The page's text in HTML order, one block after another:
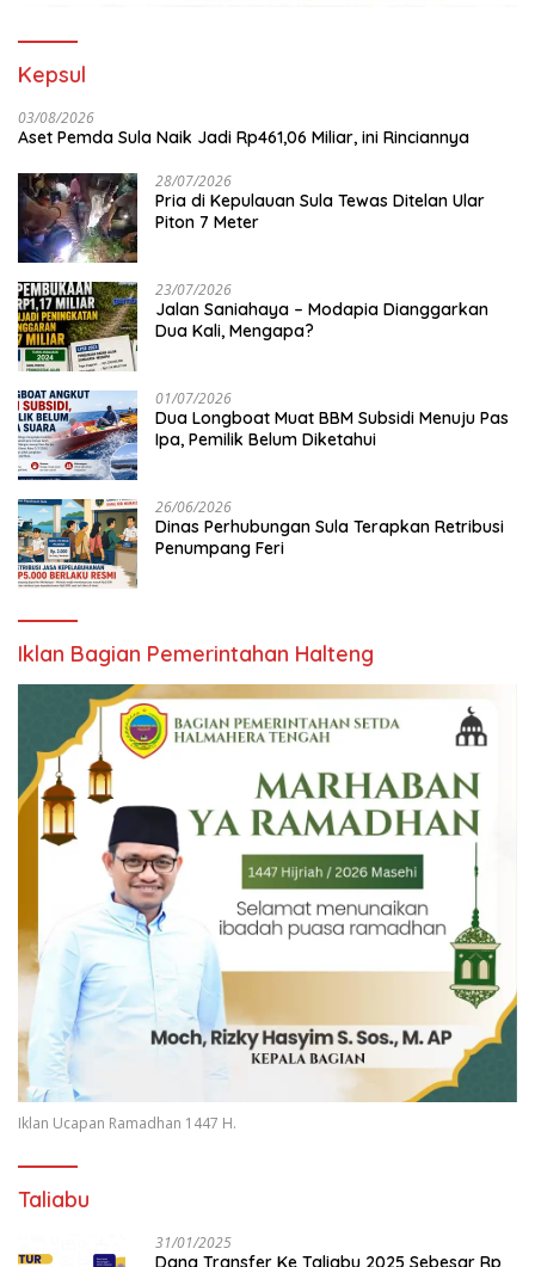
Kepsul
03/08/2026
Aset Pemda Sula Naik Jadi Rp461,06 Miliar, ini Rinciannya
28/07/2026
Pria di Kepulauan Sula Tewas Ditelan Ular
Piton 7 Meter
23/07/2026
Jalan Saniahaya – Modapia Dianggarkan
Dua Kali, Mengapa?
01/07/2026
Dua Longboat Muat BBM Subsidi Menuju Pas
Ipa, Pemilik Belum Diketahui
26/06/2026
Dinas Perhubungan Sula Terapkan Retribusi
Penumpang Feri
Iklan Bagian Pemerintahan Halteng
Iklan Ucapan Ramadhan 1447 H.
Taliabu
31/01/2025
Dana Transfer Ke Taliabu 2025 Sebesar Rp